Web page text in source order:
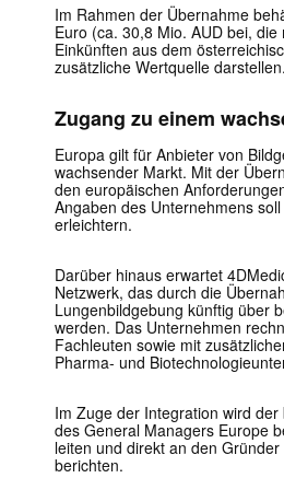
Im Rahmen der Übernahme
Euro (ca. 30,8 Mio. AUD bei,
Einkünften aus dem
zusätzliche Wertquelle darstellen.
Zugang zu einem
Europa gilt für Anbieter von
wachsender Markt. Mit der
den europäischen
Angaben des Unternehmens
erleichtern.
Darüber hinaus erwartet
Netzwerk, das durch die
Lungenbildgebung künftig über
werden. Das Unternehmen
Fachleuten sowie mit
Pharma- und
Im Zuge der Integration wird
des General Managers Europe
leiten und direkt an den
berichten.